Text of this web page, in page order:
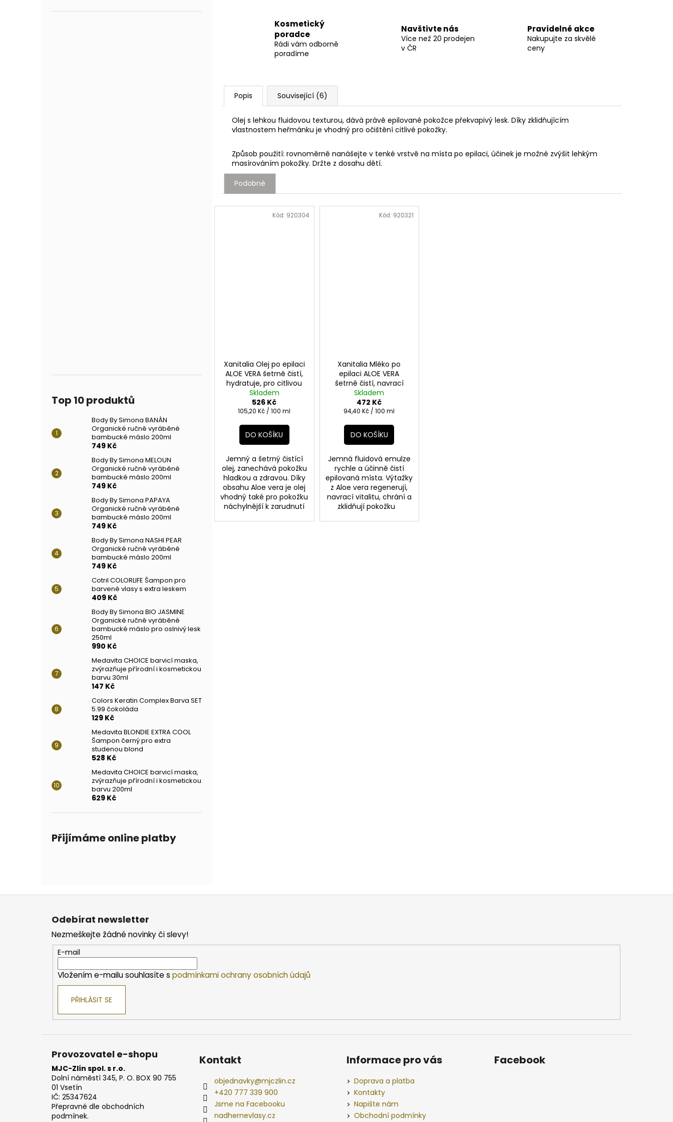
Top 10 produktů
Body By Simona BANÁN
Organické ručně vyráběné
bambucké máslo 200ml
749 Kč
Body By Simona MELOUN
Organické ručně vyráběné
bambucké máslo 200ml
749 Kč
Body By Simona PAPAYA
Organické ručně vyráběné
bambucké máslo 200ml
749 Kč
Body By Simona NASHI PEAR
Organické ručně vyráběné
bambucké máslo 200ml
749 Kč
Cotril COLORLIFE Šampon pro
barvené vlasy s extra leskem
409 Kč
Body By Simona BIO JASMINE
Organické ručně vyráběné
bambucké máslo pro oslnivý lesk
250ml
990 Kč
Medavita CHOICE barvicí maska,
zvýrazňuje přírodní i kosmetickou
barvu 30ml
147 Kč
Colors Keratin Complex Barva SET
5.99 čokoláda
129 Kč
Medavita BLONDIE EXTRA COOL
Šampon černý pro extra
studenou blond
528 Kč
Medavita CHOICE barvicí maska,
zvýrazňuje přírodní i kosmetickou
barvu 200ml
629 Kč
Přijímáme online platby
Kosmetický
poradce
Rádi vám odborně
poradíme
Navštivte nás
Více než 20 prodejen
v ČR
Pravidelné akce
Nakupujte za skvělé
ceny
Popis Související (6)
Olej s lehkou fluidovou texturou, dává právě epilované pokožce překvapivý lesk. Díky zklidňujícím
vlastnostem heřmánku je vhodný pro očištění citlivé pokožky.
Způsob použití: rovnoměrně nanášejte v tenké vrstvě na místa po epilaci, účinek je možné zvýšit lehkým
masírováním pokožky. Držte z dosahu dětí.
Podobné
Xanitalia Olej po epilaci
ALOE VERA šetrně čistí,
hydratuje, pro citlivou
pokožku 500ml
Skladem
526 Kč
Měrná
105,20 Kč / 100 ml
DO KOŠÍKU
Jemný a šetrný čistící
olej, zanechává pokožku
hladkou a zdravou. Díky
obsahu Aloe vera je olej
vhodný také pro pokožku
náchylnější k zarudnutí
Kód: 920304
Xanitalia Mléko po
epilaci ALOE VERA
šetrně čistí, navrací
vitalitu zralé a suché
pokožce 500ml
Skladem
472 Kč
Měrná
94,40 Kč / 100 ml
DO KOŠÍKU
Jemná fluidová emulze
rychle a účinně čistí
epilovaná místa. Výtažky
z Aloe vera regenerují,
navrací vitalitu, chrání a
zklidňují pokožku
Kód: 920321
Z
Odebírat newsletter
Nezmeškejte žádné novinky či slevy!
E-mail
Vložením e-mailu souhlasíte s podmínkami ochrany osobních údajů
PŘIHLÁSIT SE
Provozovatel e-shopu
MJC-Zlín spol. s r.o.
Dolní náměstí 345, P. O. BOX 90 755
01 Vsetín
IČ: 25347624
Přepravné dle obchodních
podmínek.
Kontakt
objednavky@mjczlin.cz
+420 777 339 900
Jsme na Facebooku
nadhernevlasy.cz
Informace pro vás
Doprava a platba
Kontakty
Napište nám
Obchodní podmínky
Facebook